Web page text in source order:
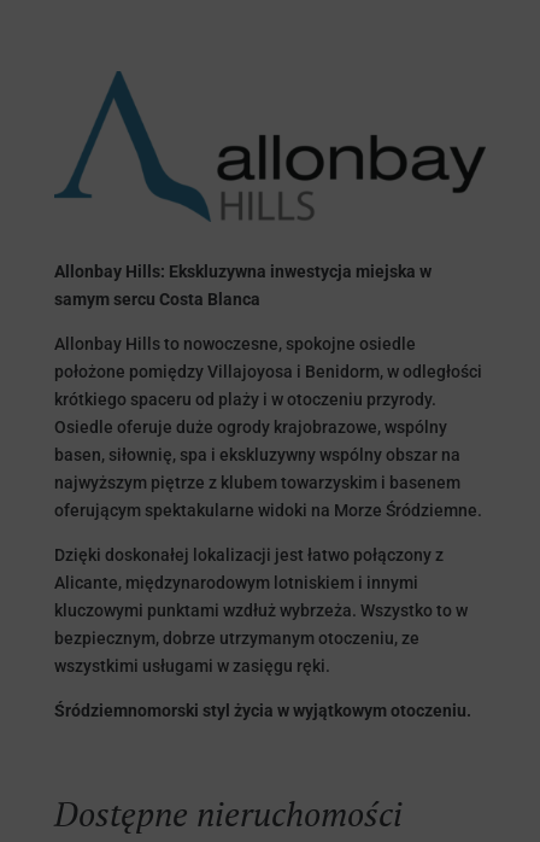
Allonbay Hills: Ekskluzywna inwestycja miejska w
samym sercu Costa Blanca
Allonbay Hills to nowoczesne, spokojne osiedle
położone pomiędzy Villajoyosa i Benidorm, w odległości
krótkiego spaceru od plaży i w otoczeniu przyrody.
Osiedle oferuje duże ogrody krajobrazowe, wspólny
basen, siłownię, spa i ekskluzywny wspólny obszar na
najwyższym piętrze z klubem towarzyskim i basenem
oferującym spektakularne widoki na Morze Śródziemne.
Dzięki doskonałej lokalizacji jest łatwo połączony z
Alicante, międzynarodowym lotniskiem i innymi
kluczowymi punktami wzdłuż wybrzeża. Wszystko to w
bezpiecznym, dobrze utrzymanym otoczeniu, ze
wszystkimi usługami w zasięgu ręki.
Śródziemnomorski styl życia w wyjątkowym otoczeniu.
Dostępne nieruchomości